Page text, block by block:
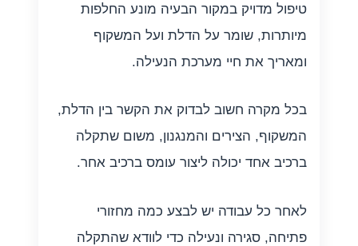
טיפול מדויק במקור הבעיה מונע החלפות
מיותרות, שומר על הדלת ועל המשקוף
ומאריך את חיי מערכת הנעילה.
בכל מקרה חשוב לבדוק את הקשר בין הדלת,
המשקוף, הצירים והמנגנון, משום שתקלה
ברכיב אחד יכולה ליצור עומס ברכיב אחר.
לאחר כל עבודה יש לבצע כמה מחזורי
פתיחה, סגירה ונעילה כדי לוודא שהתקלה